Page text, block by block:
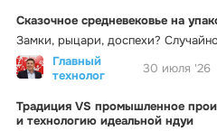
Сказочное средневековье на
Замки, рыцари, доспехи?
Главный
технолог
30 июля '26
Традиция VS промышленное
и технологию идеальной ндуи